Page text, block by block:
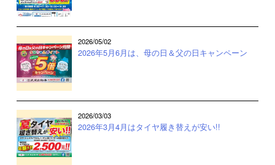
2026/05/02
2026年5月6月は、母の日＆父の日キャンペーン
2026/03/03
2026年3月4月はタイヤ履き替えが安い!!